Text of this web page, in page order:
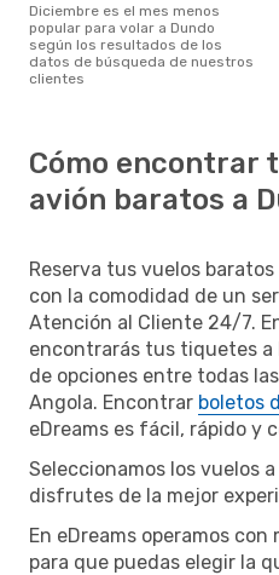
diciembre es el mes menos
popular para volar a Dundo
según los resultados de los
datos de búsqueda de nuestros
clientes
Cómo encontrar
avión baratos a
Reserva tus vuelos
con la comodidad de un
Atención al Cliente 24/7.
encontrarás tus tiquetes a
de opciones entre todas
Angola. Encontrar boletos
eDreams es fácil, rápido y
Seleccionamos los vuelos
disfrutes de la mejor
En eDreams operamos
para que puedas elegir la